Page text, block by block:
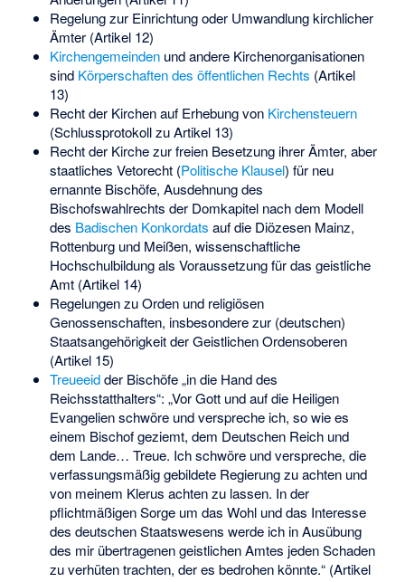
Regelung zur Einrichtung oder Umwandlung kirchlicher
Ämter (Artikel 12)
Kirchengemeindenund andere Kirchenorganisationen
sind Körperschaften des öffentlichen Rechts (Artikel
13)
Recht der Kirchen auf Erhebung von Kirchensteuern
(Schlussprotokoll zu Artikel 13)
Recht der Kirche zur freien Besetzung ihrer Ämter, aber
staatliches Vetorecht (Politische Klausel) für neu
ernannte Bischöfe, Ausdehnung des
Bischofswahlrechts der Domkapitel nach dem Modell
des Badischen Konkordats auf die Diözesen Mainz,
Rottenburg und Meißen, wissenschaftliche
Hochschulbildung als Voraussetzung für das geistliche
Amt (Artikel 14)
Regelungen zu Orden und religiösen
Genossenschaften, insbesondere zur (deutschen)
Staatsangehörigkeit der Geistlichen Ordensoberen
(Artikel 15)
Treueeidder Bischöfe „in die Hand des
Reichsstatthalters“: „Vor Gott und auf die Heiligen
Evangelien schwöre und verspreche ich, so wie es
einem Bischof geziemt, dem Deutschen Reich und
dem Lande… Treue. Ich schwöre und verspreche, die
verfassungsmäßig gebildete Regierung zu achten und
von meinem Klerus achten zu lassen. In der
pflichtmäßigen Sorge um das Wohl und das Interesse
des deutschen Staatswesens werde ich in Ausübung
des mir übertragenen geistlichen Amtes jeden Schaden
zu verhüten trachten, der es bedrohen könnte.“ (Artikel